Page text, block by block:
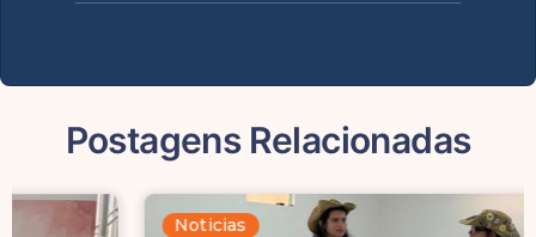
Postagens Relacionadas
Noticias